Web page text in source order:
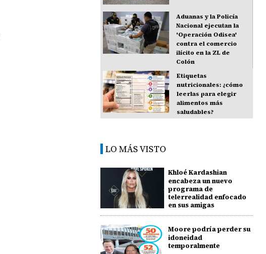
Aduanas y la Policía
Nacional ejecutan la
'Operación Odisea'
contra el comercio
ilícito en la ZL de
Colón
Etiquetas
nutricionales: ¿cómo
leerlas para elegir
alimentos más
saludables?
LO MÁS VISTO
Khloé Kardashian
encabeza un nuevo
programa de
telerrealidad enfocado
en sus amigas
Moore podría perder su
idoneidad
temporalmente